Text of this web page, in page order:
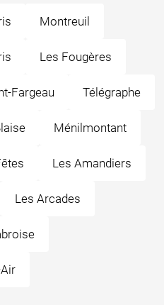
Montreuil
Les Fougères
Fargeau Télégraphe
Ménilmontant
Les Amandiers
Les Arcades